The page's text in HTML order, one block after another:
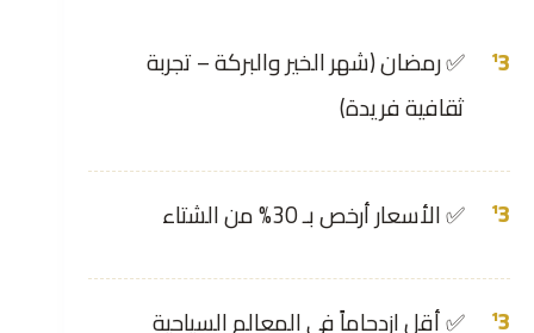
✅ رمضان (شهر الخير والبركة – تجربة
ثقافية فريدة)
✅ الأسعار أرخص بـ 30% من الشتاء
✅ أقل ازدحاماً في المعالم السياحية